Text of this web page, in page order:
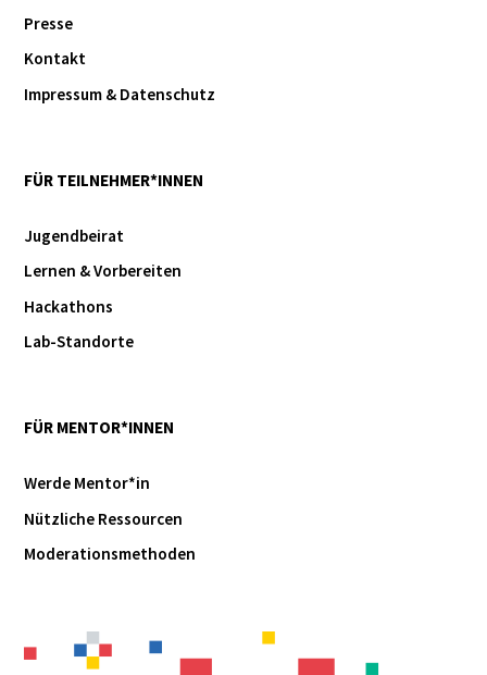
Presse
Kontakt
Impressum & Datenschutz
FÜR TEILNEHMER*INNEN
Jugendbeirat
Lernen & Vorbereiten
Hackathons
Lab-Standorte
FÜR MENTOR*INNEN
Werde Mentor*in
Nützliche Ressourcen
Moderationsmethoden